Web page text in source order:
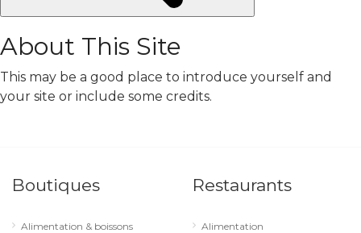
About This Site
This may be a good place to introduce yourself and
your site or include some credits.
Boutiques
Alimentation & boissons
Restaurants
Alimentation